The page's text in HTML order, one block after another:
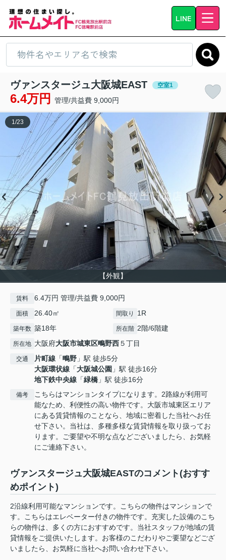
LINE
ヴァンスタージュ大阪城EAST 空室1
6.4万円 管理/共益費 9,000円
【外観】
1/23
賃料 6.4万円 管理/共益費 9,000円
面積 26.40㎡ 間取り 1R
築年数 築18年 所在階 2階/6階建
所在地 大阪府大阪市城東区鴫野西５丁目
交通 片町線 「鴫野 」駅 徒歩5分
大阪環状線 「大阪城公園 」駅 徒歩16分
地下鉄中央線 「緑橋 」駅 徒歩16分
備考
こちらはマンションタイプになります。2路線が利用可
能なため、利便性の高い物件です。大阪市城東区エリア
にある賃貸情報のことなら、地域に密着した当社へお任
せ下さい。当社は、多種多様な賃貸情報を取り扱ってお
ります。ご要望や不明な点などございましたら、お気軽
にご連絡下さい。
ヴァンスタージュ大阪城EASTのコメント(おすす
めポイント)
2沿線利用可能なマンションです。こちらの物件はマンションで
す。こちらはエレベーター付きの物件です。充実した設備のこち
らの物件は、多くの方におすすめです。当社スタッフが地域の賃
貸情報をご提供いたします。お客様のこだわりやご要望などござ
いましたら、お気軽に当社へお問い合わせ下さい。